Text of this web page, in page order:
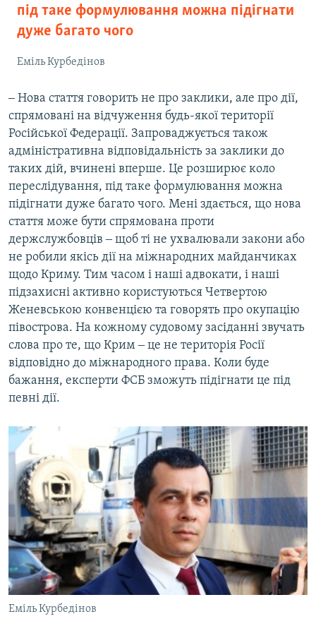
під таке формулювання можна підігнати
дуже багато чого
Еміль Курбедінов
‒ Нова стаття говорить не про заклики, але про дії,
спрямовані на відчуження будь-якої території
Російської Федерації. Запроваджується також
адміністративна відповідальність за заклики до
таких дій, вчинені вперше. Це розширює коло
переслідування, під таке формулювання можна
підігнати дуже багато чого. Мені здається, що нова
стаття може бути спрямована проти
держслужбовців ‒ щоб ті не ухвалювали закони або
не робили якісь дії на міжнародних майданчиках
щодо Криму. Тим часом і наші адвокати, і наші
підзахисні активно користуються Четвертою
Женевською конвенцією та говорять про окупацію
півострова. На кожному судовому засіданні звучать
слова про те, що Крим ‒ це не територія Росії
відповідно до міжнародного права. Коли буде
бажання, експерти ФСБ зможуть підігнати це під
певні дії.
Еміль Курбедінов